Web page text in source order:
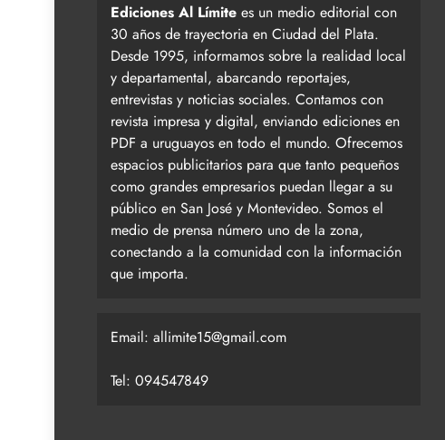
Ediciones Al Límite es un medio editorial con
30 años de trayectoria en Ciudad del Plata.
Desde 1995, informamos sobre la realidad local
y departamental, abarcando reportajes,
entrevistas y noticias sociales. Contamos con
revista impresa y digital, enviando ediciones en
PDF a uruguayos en todo el mundo. Ofrecemos
espacios publicitarios para que tanto pequeños
como grandes empresarios puedan llegar a su
público en San José y Montevideo. Somos el
medio de prensa número uno de la zona,
conectando a la comunidad con la información
que importa.
Email: allimite15@gmail.com
Tel: 094547849